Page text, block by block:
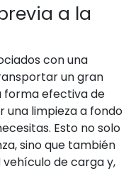
a la
con una
un gran
forma efectiva de
una limpieza a fondo
Esto no solo
sino que también
de carga y,